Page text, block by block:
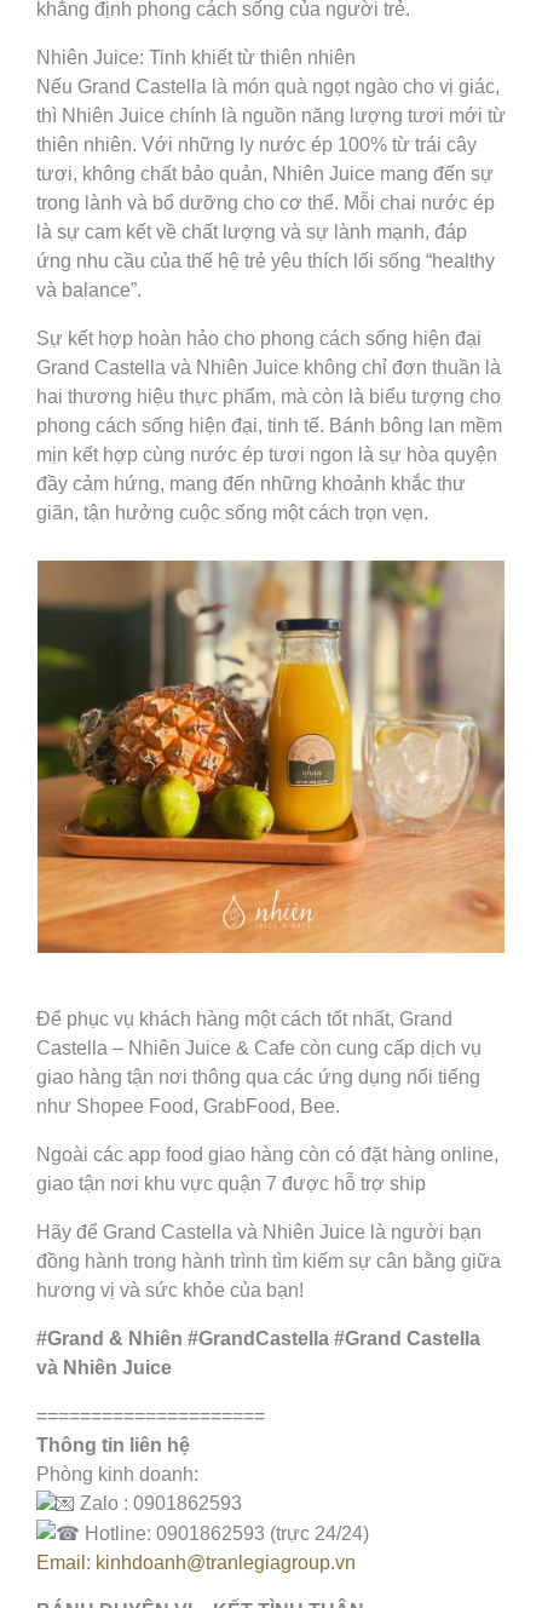
khẳng định phong cách sống của người trẻ.
Nhiên Juice: Tinh khiết từ thiên nhiên
Nếu Grand Castella là món quà ngọt ngào cho vị giác,
thì Nhiên Juice chính là nguồn năng lượng tươi mới từ
thiên nhiên. Với những ly nước ép 100% từ trái cây
tươi, không chất bảo quản, Nhiên Juice mang đến sự
trong lành và bổ dưỡng cho cơ thể. Mỗi chai nước ép
là sự cam kết về chất lượng và sự lành mạnh, đáp
ứng nhu cầu của thế hệ trẻ yêu thích lối sống “healthy
và balance”.
Sự kết hợp hoàn hảo cho phong cách sống hiện đại
Grand Castella và Nhiên Juice không chỉ đơn thuần là
hai thương hiệu thực phẩm, mà còn là biểu tượng cho
phong cách sống hiện đại, tinh tế. Bánh bông lan mềm
mịn kết hợp cùng nước ép tươi ngon là sự hòa quyện
đầy cảm hứng, mang đến những khoảnh khắc thư
giãn, tận hưởng cuộc sống một cách trọn vẹn.
Để phục vụ khách hàng một cách tốt nhất, Grand
Castella – Nhiên Juice & Cafe còn cung cấp dịch vụ
giao hàng tận nơi thông qua các ứng dụng nổi tiếng
như Shopee Food, GrabFood, Bee.
Ngoài các app food giao hàng còn có đặt hàng online,
giao tận nơi khu vực quận 7 được hỗ trợ ship
Hãy để Grand Castella và Nhiên Juice là người bạn
đồng hành trong hành trình tìm kiếm sự cân bằng giữa
hương vị và sức khỏe của bạn!
#Grand & Nhiên #GrandCastella #Grand Castella
và Nhiên Juice
=====================
Thông tin liên hệ
Phòng kinh doanh:
Zalo : 0901862593
Hotline: 0901862593 (trực 24/24)
Email: kinhdoanh@tranlegiagroup.vn